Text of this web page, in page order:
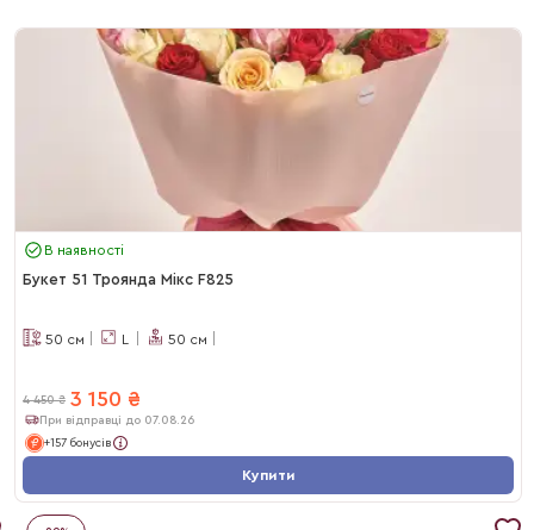
В наявності
Букет 51 Троянда Мікс F825
50 см L 50 см
4 450 ₴ 3 150 ₴
При відправці до 07.08.26
+157 бонусів
Купити